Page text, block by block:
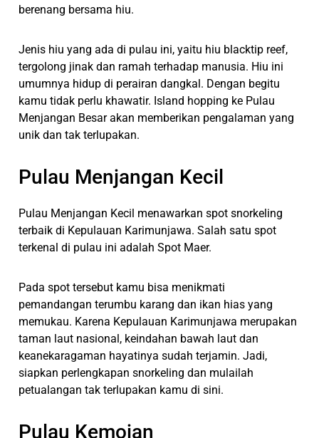
berenang bersama hiu.
Jenis hiu yang ada di pulau ini, yaitu hiu blacktip reef,
tergolong jinak dan ramah terhadap manusia. Hiu ini
umumnya hidup di perairan dangkal. Dengan begitu
kamu tidak perlu khawatir. Island hopping ke Pulau
Menjangan Besar akan memberikan pengalaman yang
unik dan tak terlupakan.
Pulau Menjangan Kecil
Pulau Menjangan Kecil menawarkan spot snorkeling
terbaik di Kepulauan Karimunjawa. Salah satu spot
terkenal di pulau ini adalah Spot Maer.
Pada spot tersebut kamu bisa menikmati
pemandangan terumbu karang dan ikan hias yang
memukau. Karena Kepulauan Karimunjawa merupakan
taman laut nasional, keindahan bawah laut dan
keanekaragaman hayatinya sudah terjamin. Jadi,
siapkan perlengkapan snorkeling dan mulailah
petualangan tak terlupakan kamu di sini.
Pulau Kemojan